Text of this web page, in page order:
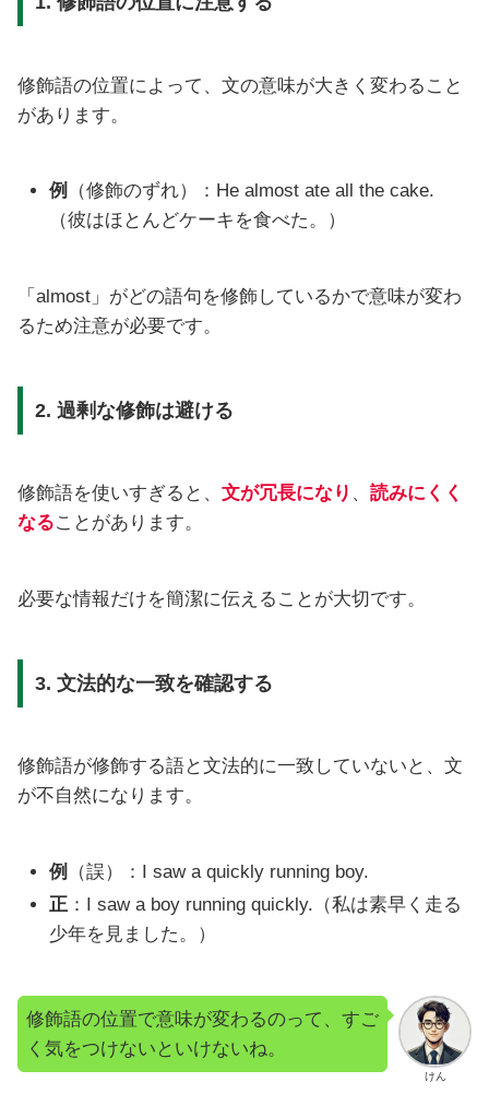
修飾語の位置によって、文の意味が大きく変わること
があります。
例
（修飾のずれ）：He almost ate all the cake.
（彼はほとんどケーキを食べた。）
「almost」がどの語句を修飾しているかで意味が変わ
るため注意が必要です。
2. 過剰な修飾は避ける
修飾語を使いすぎると、 文が冗長になり 、 読みにくく
なることがあります。
必要な情報だけを簡潔に伝えることが大切です。
3. 文法的な一致を確認する
修飾語が修飾する語と文法的に一致していないと、文
が不自然になります。
例
（誤）：I saw a quickly running boy.
正 ：I saw a boy running quickly.（私は素早く走る
少年を見ました。）
けん
修飾語の位置で意味が変わるのって、すご
く気をつけないといけないね。